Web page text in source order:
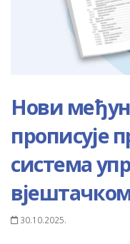
Нови
прописује
система
30.10.2025.